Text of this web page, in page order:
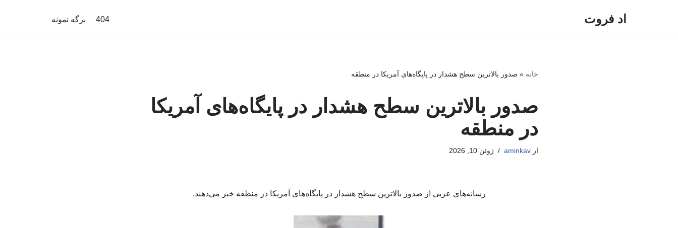
اد فروت 404 برگه نمونه
خانه » صدور بالاترین سطح هشدار در پایگاه‌های آمریکا در منطقه
صدور بالاترین سطح هشدار در پایگاه‌های آمریکا
در منطقه
ازaminkav ژوئن 10, 2026
رسانه‌های عربی از صدور بالاترین سطح هشدار در پایگاه‌های آمریکا در منطقه خبر می‌دهند.